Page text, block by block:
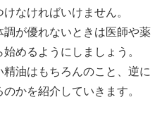
なければいけません。
が優れないときは医師や薬
めるようにしましょう。
油はもちろんのこと、逆に
かを紹介していきます。